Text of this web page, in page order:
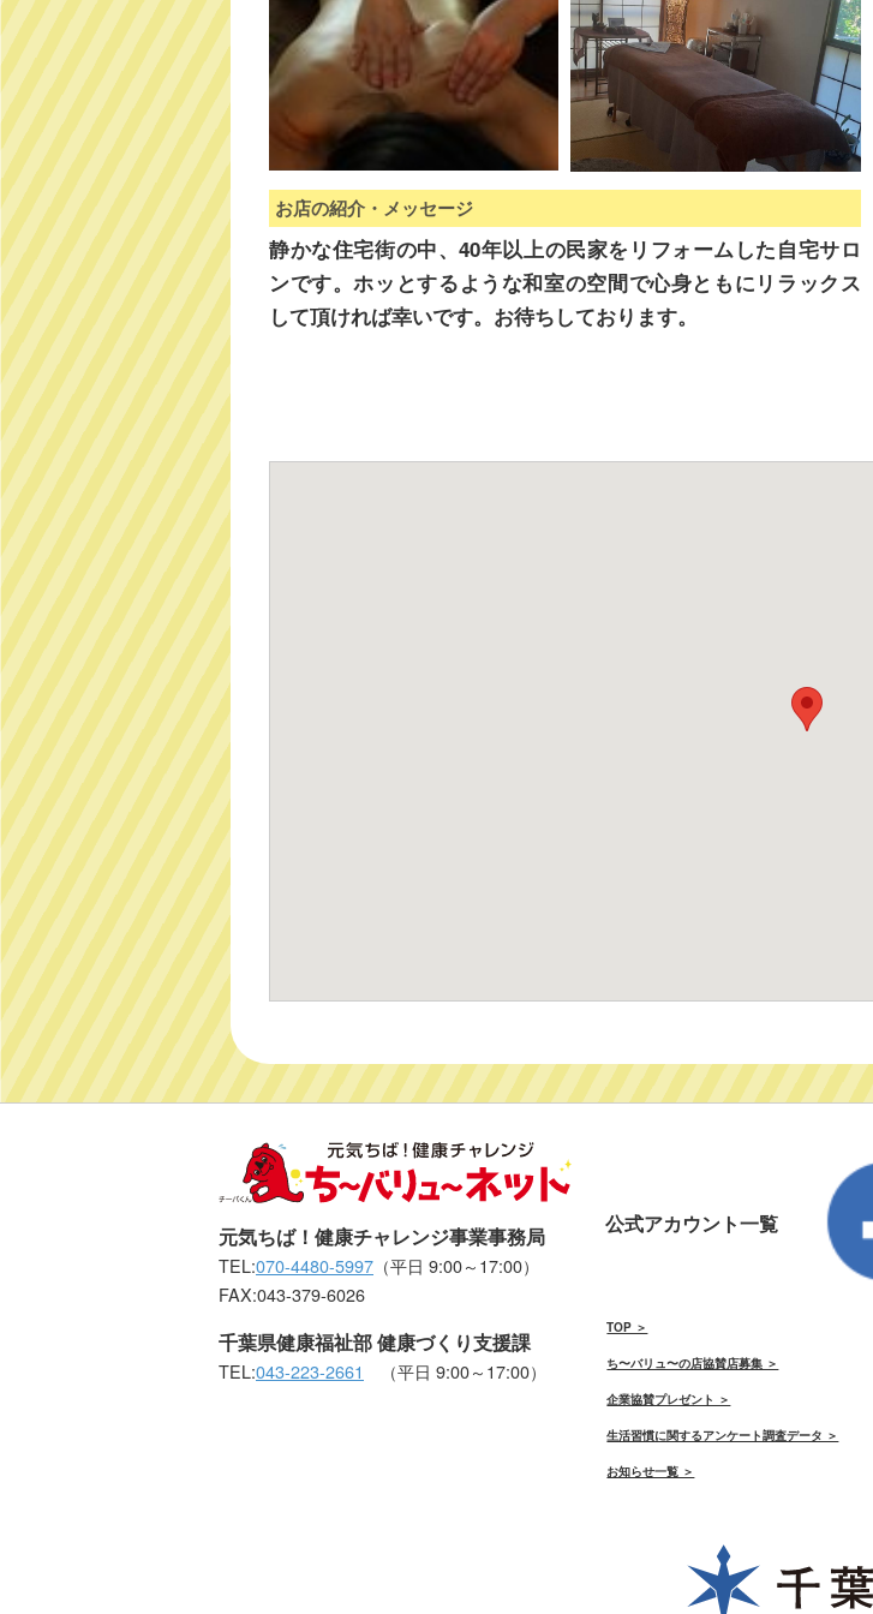
お店の紹介・メッセージ
静かな住宅街の中、40年以上の民家をリフォームした自宅サロ
ンです。ホッとするような和室の空間で心身ともにリラックス
して頂ければ幸いです。お待ちしております。
元気ちば！健康チャレンジ事業事務局
TEL:070-4480-5997 （平日 9:00～17:00）
FAX:043-379-6026
千葉県健康福祉部 健康づくり支援課
TEL:043-223-2661 （平日 9:00～17:00）
公式アカウント一覧
TOP ＞
ち〜バリュ〜の店協賛店募集 ＞
企業協賛プレゼント ＞
生活習慣に関するアンケート調査データ ＞
お知らせ一覧 ＞